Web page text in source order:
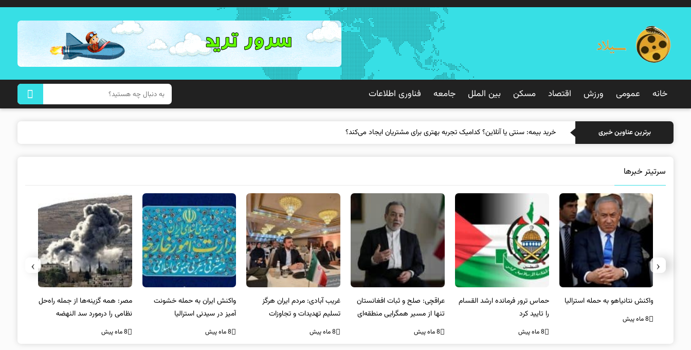
خانه عمومی ورزش اقتصاد مسکن بین الملل جامعه فناوری اطلاعات
برترین عناوین خبری خرید بیمه: سنتی یا آ
سرتیتر خبرها
واکنش نتانیاهو به حمله استرالیا
8 ماه پیش
حماس ترور فرمانده ارشد القسام
را تایید کرد
8 ماه پیش
عراقچی: صلح و ثبات افغانستان
تنها از مسیر همگرایی منطقه‌ای
محقق می‌شود
8 ماه پیش
غریب آبادی: مردم ایران هرگز
تسلیم تهدیدات و تجاوزات
نخواهند شد و متحد و منسجم
8 ماه پیش
واکنش ایران به حمله خشونت
آمیز در سیدنی استرالیا
8 ماه پیش
مصر: همه گزینه‌ها از جمله راه‌حل
نظامی را درمورد سد النهضه
بررسی می‌کنیم
8 ماه پیش
‹
›